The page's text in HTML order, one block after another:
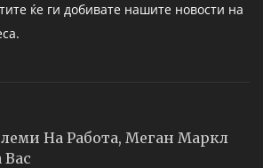
ќе ги добивате нашите новости на
На Работа, Меган Маркл